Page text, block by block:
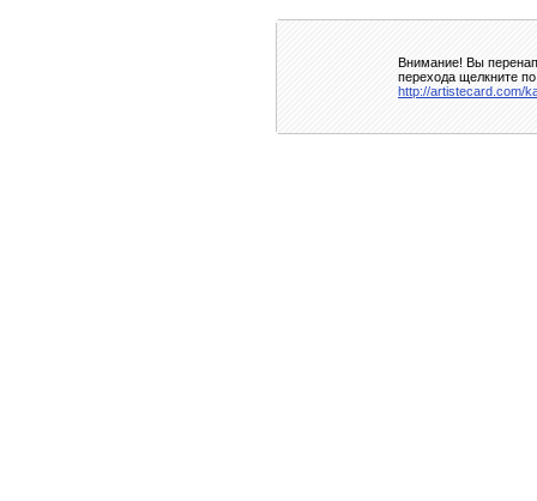
Внимание! Вы
перехода щелкните
http://artistecard.com/